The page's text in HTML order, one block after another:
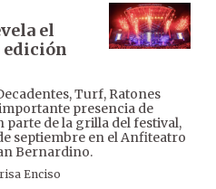
el
edición
Turf, Ratones
presencia de
de la grilla del festival,
septiembre en el Anfiteatro
Bernardino.
Enciso